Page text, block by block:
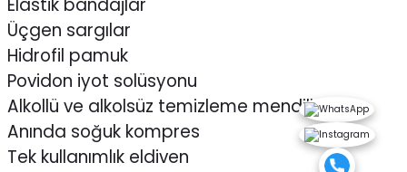
Elastik bandajlar
Üçgen sargılar
Hidrofil pamuk
Povidon iyot solüsyonu
Alkollü ve alkolsüz temizleme mendilleri
Anında soğuk kompres
Tek kullanımlık eldiven